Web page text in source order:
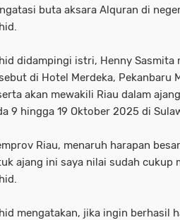
buta aksara Alquran di
didampingi istri, Henny Sasmita
di Hotel Merdeka, Pekanbaru
akan mewakili Riau dalam
9 hingga 19 Oktober 2025 di
Riau, menaruh harapan
ajang ini saya nilai sudah cukup
mengatakan, jika ingin berhasil